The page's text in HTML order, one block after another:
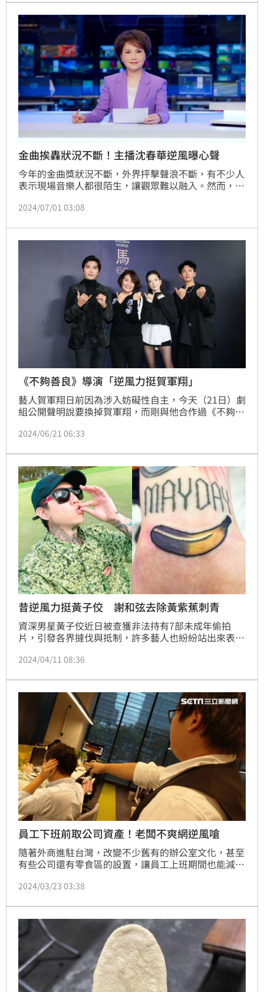
金曲挨轟狀況不斷！主播沈春華逆風曝心聲
今年的金曲獎狀況不斷，外界抨擊聲浪不斷，有不少人
表示現場音樂人都很陌生，讓觀眾難以融入。然而，資
己對多數入圍者及得獎者都不認識，但這無損於被整場
捨不得關機，其中對於代為領獎的「草東沒有派對」經
紀人印象深刻。
2024/07/01 03:08
《不夠善良》導演「逆風力挺賀軍翔」
藝人賀軍翔日前因為涉入妨礙性自主，今天（21日）劇
組公開聲明說要換掉賀軍翔，而剛與他合作過《不夠善
表態力挺賀軍翔。趙浩雲
2024/06/21 06:33
昔逆風力挺黃子佼 謝和弦去除黃紫蕉刺青
資深男星黃子佼近日被查獲非法持有7部未成年偷拍
片，引發各界撻伐與抵制，許多藝人也紛紛站出來表
往日力挺作風，抹除過去為了感謝對方幫助而刺的「黃
2024/04/11 08:36
員工下班前取公司資產！老闆不爽網逆風嗆
隨著外商進駐台灣，改變不少舊有的辦公室文化，甚至
有些公司還有零食區的設置，讓員工上班期間也能減緩
時間使用的，不過有些人卻老是趕在5點下班前把水壺
2024/03/23 03:38